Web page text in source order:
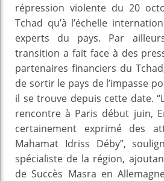
répression violente du 20
Tchad qu’à l’échelle
experts du pays. Par
transition a fait face à des
partenaires financiers du
de sortir le pays de l’impasse
il se trouve depuis cette date.
rencontre à Paris début juin,
certainement exprimé des
Mahamat Idriss Déby”,
spécialiste de la région,
de Succès Masra en